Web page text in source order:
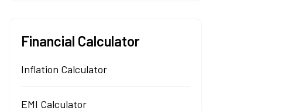
Financial Calculator
Inflation Calculator
EMI Calculator